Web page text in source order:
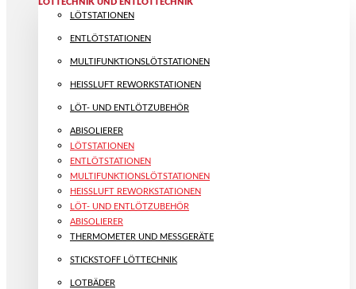
LÖTTECHNIK UND ENTLÖTTECHNIK
LÖTSTATIONEN
ENTLÖTSTATIONEN
MULTIFUNKTIONS­LÖTSTATIONEN
HEISSLUFT REWORKSTATIONEN
LÖT- UND ENTLÖTZUBEHÖR
ABISOLIERER
LÖTSTATIONEN
ENTLÖTSTATIONEN
MULTIFUNKTIONS­LÖTSTATIONEN
HEISSLUFT REWORKSTATIONEN
LÖT- UND ENTLÖTZUBEHÖR
ABISOLIERER
THERMOMETER UND MESSGERÄTE
STICKSTOFF LÖTTECHNIK
LOTBÄDER